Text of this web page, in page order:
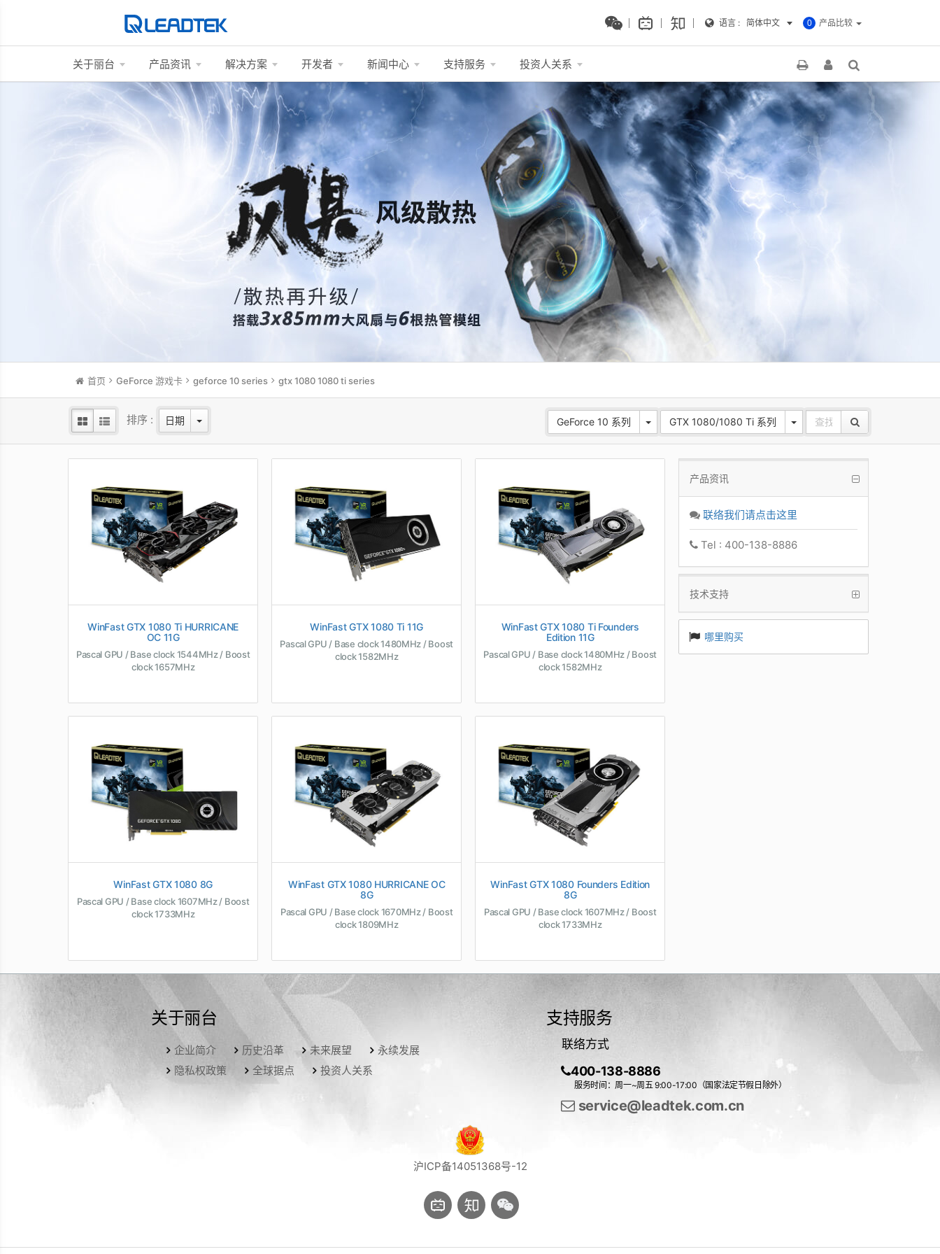
0 产品比较
语言 : 简体中文
关于丽台 产品资讯 解决方案 开发者 新闻中心 支持服务 投资人关系
首页 GeForce 游戏卡 geforce 10 series gtx 1080 1080 ti series
排序 : 日期 GeForce 10 系列 GTX 1080/1080 Ti 系列
WinFast GTX 1080 Ti HURRICANE
OC 11G
Pascal GPU / Base clock 1544MHz / Boost
clock 1657MHz
WinFast GTX 1080 Ti 11G
Pascal GPU / Base clock 1480MHz / Boost
clock 1582MHz
WinFast GTX 1080 Ti Founders
Edition 11G
Pascal GPU / Base clock 1480MHz / Boost
clock 1582MHz
WinFast GTX 1080 8G
Pascal GPU / Base clock 1607MHz / Boost
clock 1733MHz
WinFast GTX 1080 HURRICANE OC
8G
Pascal GPU / Base clock 1670MHz / Boost
clock 1809MHz
WinFast GTX 1080 Founders Edition
8G
Pascal GPU / Base clock 1607MHz / Boost
clock 1733MHz
产品资讯
联络我们请点击这里
Tel : 400-138-8886
技术支持
哪里购买
关于丽台
企业简介 历史沿革 未来展望
永续发展
隐私权政策
全球据点 投资人关系
支持服务
联络方式
400-138-8886
服务时间：周一~周五 9:00-17:00（国家法定节假日除外）
service@leadtek.com.cn
沪ICP备14051368号-12